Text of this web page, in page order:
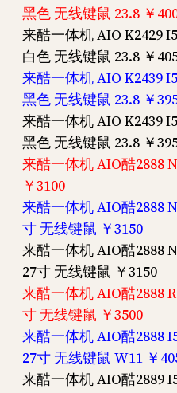
黑色 无线键鼠 23.8 ￥
来酷一体机 AIO K2429
白色 无线键鼠 23.8 ￥
来酷一体机 AIO K2439
黑色 无线键鼠 23.8 ￥
来酷一体机 AIO K2439
黑色 无线键鼠 23.8 ￥
来酷一体机 AIO酷2888
￥3100
来酷一体机 AIO酷2888
寸 无线键鼠 ￥3150
来酷一体机 AIO酷2888
27寸 无线键鼠 ￥3150
来酷一体机 AIO酷2888
寸 无线键鼠 ￥3500
来酷一体机 AIO酷2888
27寸 无线键鼠 W11 ￥
来酷一体机 AIO酷2889